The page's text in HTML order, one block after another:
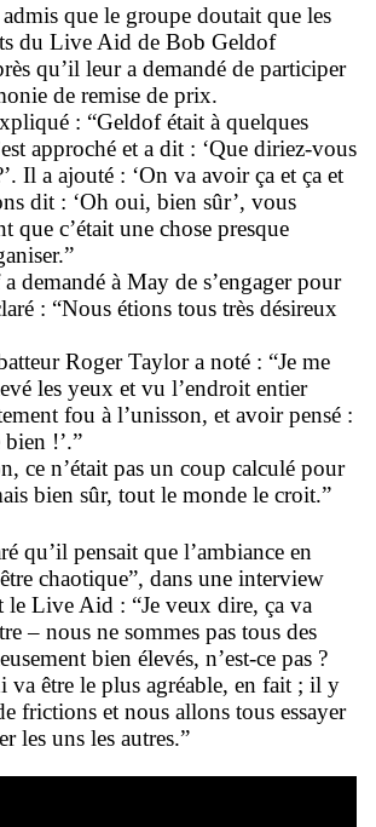
que le groupe doutait que les
du Live Aid de Bob Geldof
qu’il leur a demandé de participer
de remise de prix.
: “Geldof était à quelques
approché et a dit : ‘Que diriez-vous
Il a ajouté : ‘On va avoir ça et ça et
dit : ‘Oh oui, bien sûr’, vous
que c’était une chose presque
demandé à May de s’engager pour
: “Nous étions tous très désireux
Roger Taylor a noté : “Je me
les yeux et vu l’endroit entier
fou à l’unisson, et avoir pensé :
bien !’.”
ce n’était pas un coup calculé pour
bien sûr, tout le monde le croit.”
qu’il pensait que l’ambiance en
chaotique”, dans une interview
le Live Aid : “Je veux dire, ça va
– nous ne sommes pas tous des
bien élevés, n’est-ce pas ?
va être le plus agréable, en fait ; il y
frictions et nous allons tous essayer
les uns les autres.”